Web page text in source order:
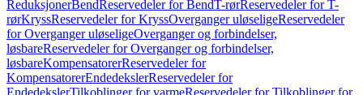
ReduksjonerBendReservedeler for BendT-rørReservedeler for T-
rørKryssReservedeler for KryssOverganger uløseligeReservedeler
for Overganger uløseligeOverganger og forbindelser,
løsbareReservedeler for Overganger og forbindelser,
løsbareKompensatorerReservedeler for
KompensatorerEndedekslerReservedeler for
EndedekslerTilkoblinger for varmeReservedeler for Tilkoblinger for